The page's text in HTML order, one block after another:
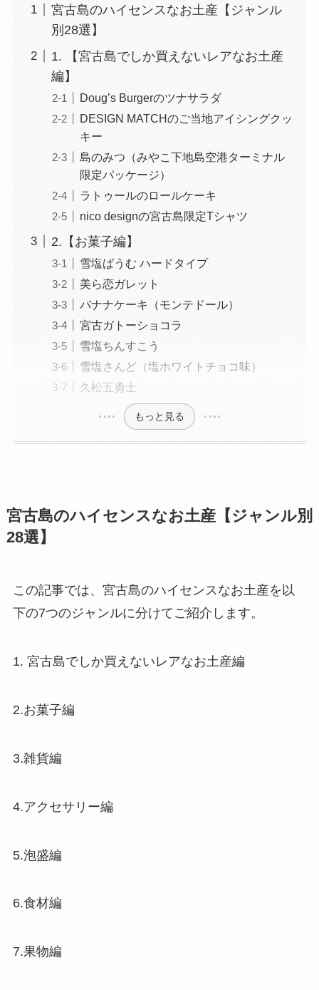
宮古島のハイセンスなお土産【ジャンル
別28選】
1. 【宮古島でしか買えないレアなお土産
編】
Doug’s Burgerのツナサラダ
DESIGN MATCHのご当地アイシングクッ
キー
島のみつ（みやこ下地島空港ターミナル
限定パッケージ）
ラトゥールのロールケーキ
nico designの宮古島限定Tシャツ
2.【お菓子編】
雪塩ばうむ ハードタイプ
美ら恋ガレット
バナナケーキ（モンテドール）
宮古ガトーショコラ
雪塩ちんすこう
雪塩さんど（塩ホワイトチョコ味）
久松五勇士
もっと見る
宮古島のハイセンスなお土産【ジャンル別
28選】
この記事では、宮古島のハイセンスなお土産を以
下の7つのジャンルに分けてご紹介します。
1. 宮古島でしか買えないレアなお土産編
2.お菓子編
3.雑貨編
4.アクセサリー編
5.泡盛編
6.食材編
7.果物編